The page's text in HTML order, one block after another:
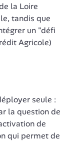
la Loire
tandis que
un "défi
Agricole)
seule :
la question de
de
qui permet de